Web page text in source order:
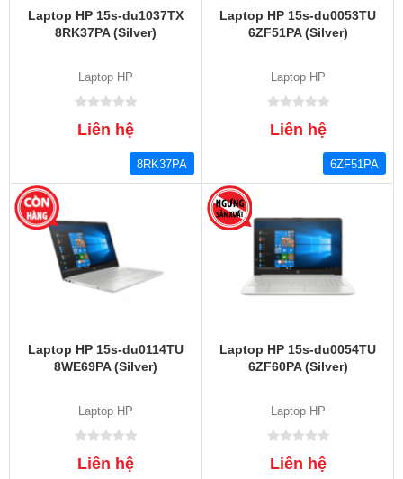
Laptop HP 15s-du1037TX
8RK37PA (Silver)
Laptop HP
Liên hệ
8RK37PA
Laptop HP 15s-du0053TU
6ZF51PA (Silver)
Laptop HP
Liên hệ
6ZF51PA
Laptop HP 15s-du0114TU
8WE69PA (Silver)
Laptop HP
Liên hệ
Laptop HP 15s-du0054TU
6ZF60PA (Silver)
Laptop HP
Liên hệ